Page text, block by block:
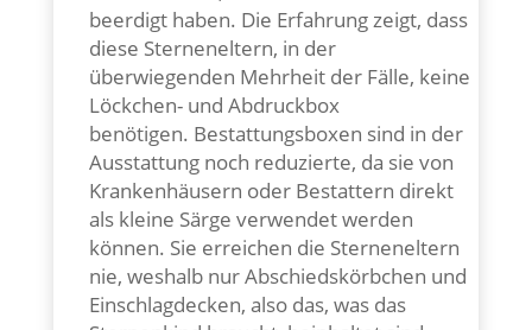
beerdigt haben. Die Erfahrung zeigt, dass
diese Sterneneltern, in der
überwiegenden Mehrheit der Fälle, keine
Löckchen- und Abdruckbox
benötigen. Bestattungsboxen sind in der
Ausstattung noch reduzierte, da sie von
Krankenhäusern oder Bestattern direkt
als kleine Särge verwendet werden
können. Sie erreichen die Sterneneltern
nie, weshalb nur Abschiedskörbchen und
Einschlagdecken, also das, was das